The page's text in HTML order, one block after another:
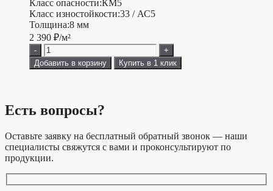
Класс опасности:КМ5
Класс изностойкости:33 / АС5
Толщина:8 мм
2 390 ₽/м²
-
+
Добавить в корзину
Купить в 1 клик
Есть вопросы?
Оставьте заявку на бесплатный обратный звонок — наши
специалисты свяжутся с вами и проконсультируют по
продукции.